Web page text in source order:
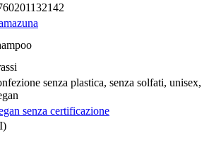
senza plastica, senza solfati, unisex,
senza certificazione